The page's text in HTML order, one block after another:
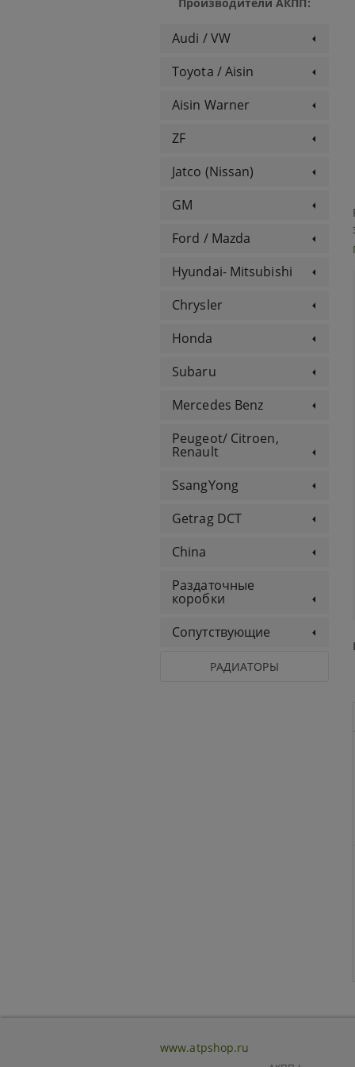
Audi / VW
Toyota / Aisin
Aisin Warner
ZF
Jatco (Nissan)
GM
Ford / Mazda
Hyundai- Mitsubishi
Chrysler
Honda
Subaru
Mercedes Benz
Peugeot/ Citroen,
Renault
SsangYong
Getrag DCT
China
Раздаточные
коробки
Сопутствующие
РАДИАТОРЫ
www.atpshop.ru